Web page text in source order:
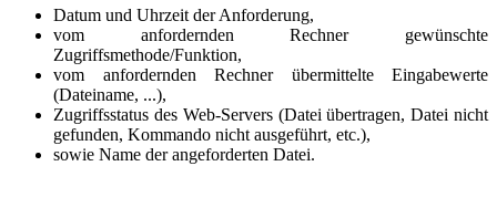
Datum und Uhrzeit der Anforderung,
vom anfordernden Rechner gewünschte
Zugriffsmethode/Funktion,
vom anfordernden Rechner übermittelte Eingabewerte
(Dateiname, ...),
Zugriffsstatus des Web-Servers (Datei übertragen, Datei nicht
gefunden, Kommando nicht ausgeführt, etc.),
sowie Name der angeforderten Datei.